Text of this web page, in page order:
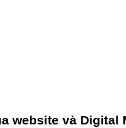
website và Digital